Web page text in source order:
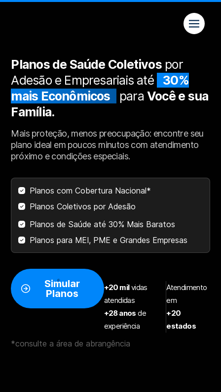
Planos de Saúde Coletivospor
Adesão e Empresariais até
30%
mais Econômicos
paraVocê e sua
Família.
Mais proteção, menos preocupação: encontre seu
plano ideal em poucos minutos com atendimento
próximo e condições especiais.
Planos com Cobertura Nacional*
Planos Coletivos por Adesão
Planos de Saúde até 30% Mais Baratos
Planos para MEI, PME e Grandes Empresas
Simular
Planos
+20 milvidas
atendidas
+28 anos de
experiência
Atendimento
em
+20
estados
*consulte a área de abrangência